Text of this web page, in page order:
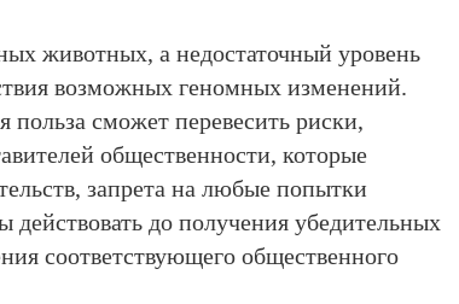
животных, а недостаточный уровень
возможных геномных изменений.
польза сможет перевесить риски,
общественности, которые
запрета на любые попытки
до получения убедительных
соответствующего общественного